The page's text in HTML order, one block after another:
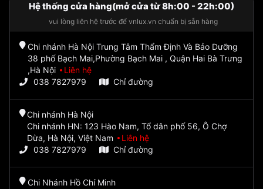
Hệ thống cửa hàng(mở cửa từ 8h:00 - 22h:00)
vui lòng liên hệ trước để vnlux.vn chuẩn bị sẵn hàng
Chi nhánh Hà Nội Trung Tâm Thẩm Định Và Bảo Dưỡng
38 phố Bạch Mai,Phường Bạch Mai , Quận Hai Bà Trưng
,Hà Nội
Liên hệ
038 7827979
Chỉ đường
Chi nhánh Hà Nội
Chi nhánh HN: 123 Hào Nam, Tổ dân phố 56, Ô Chợ
Dừa, Hà Nội, Việt Nam
Liên hệ
038 7827979
Chỉ đường
Chi Nhánh Hồ Chí Minh